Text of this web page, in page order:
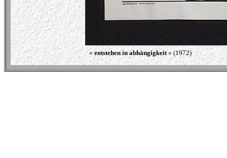
« entstehen in abhängigkeit » (1972)